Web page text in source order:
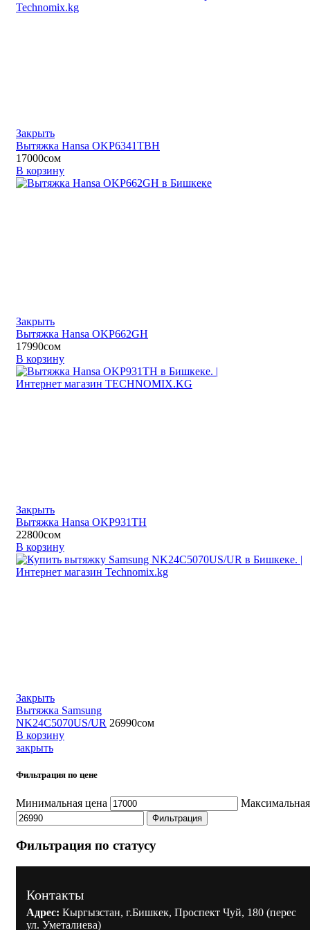
закрыть
Фильтрация по цене
Минимальная цена
Фильтрация
Фильтрация по статусу
Закрыть
Вытяжка Hansa OKP6341TBH
17000сом
В корзину
Закрыть
Вытяжка Hansa OKP662GH
17990сом
В корзину
Закрыть
Вытяжка Hansa OKP931TH
22800сом
В корзину
Закрыть
Вытяжка Samsung
NK24С5070US/UR 26990сом
В корзину
Контакты
Адрес: Кыргызстан, г.Бишкек, Проспект Чуй, 180 (перес
ул. Уметалиева)